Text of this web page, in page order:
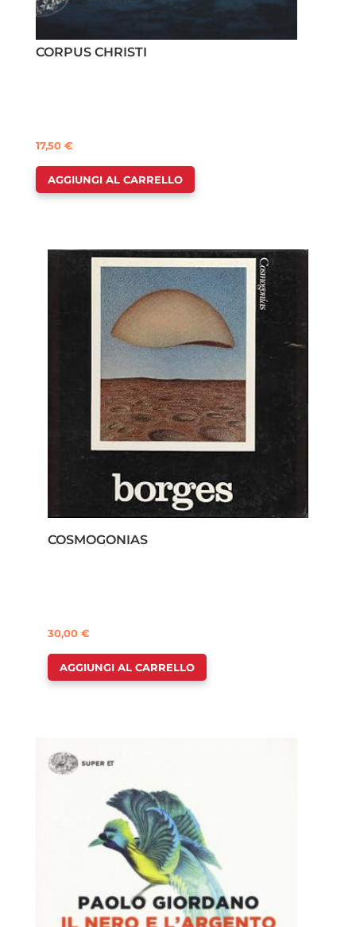
CORPUS CHRISTI
17,50€
AGGIUNGI AL CARRELLO
COSMOGONIAS
30,00 €
AGGIUNGI AL CARRELLO